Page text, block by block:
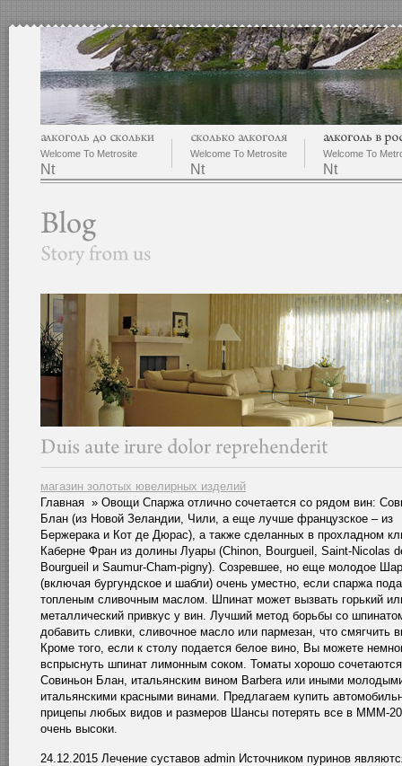
Welcome To Metrosite
Nt
Welcome To Metrosite
Nt
Welcome To
Nt
магазин золотых ювелирных изделий
Главная » Овощи Спаржа отлично сочетается со рядом вин:
Блан (из Новой Зеландии, Чили, а еще лучше французское – из
Бержерака и Кот де Дюрас), а также сделанных в прохладном
Каберне Фран из долины Луары (Chinon, Bourgueil, Saint-Nicolas
Bourgueil и Saumur-Cham-pigny). Созревшее, но еще молодое
(включая бургундское и шабли) очень уместно, если спаржа
топленым сливочным маслом. Шпинат может вызвать горький
металлический привкус у вин. Лучший метод борьбы со
добавить сливки, сливочное масло или пармезан, что смягчить
Кроме того, если к столу подается белое вино, Вы можете
вспрыснуть шпинат лимонным соком. Томаты хорошо
Совиньон Блан, итальянским вином Barbera или иными
итальянскими красными винами. Предлагаем купить
прицепы любых видов и размеров Шансы потерять все в МММ-
очень высоки.
24.12.2015 Лечение суставов admin Источником пуринов